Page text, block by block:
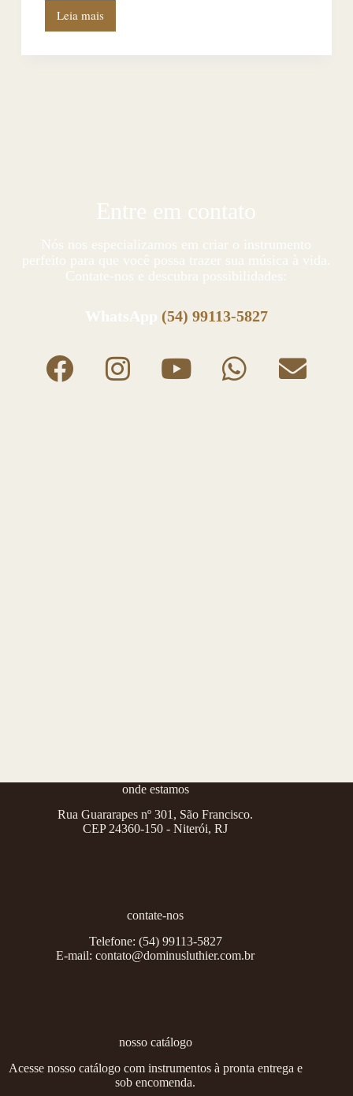
Leia mais
Entre em contato
Nós nos especializamos em criar o instrumento
perfeito para que você possa trazer sua música à vida.
Contate-nos e descubra possibilidades:
WhatsApp (54) 99113-5827
onde estamos
Rua Guararapes nº 301, São Francisco.
CEP 24360-150 - Niterói, RJ
contate-nos
Telefone: (54) 99113-5827
E-mail:contato@dominusluthier.com.br
nosso catálogo
Acesse nosso catálogo com instrumentos à pronta entrega e
sob encomenda.